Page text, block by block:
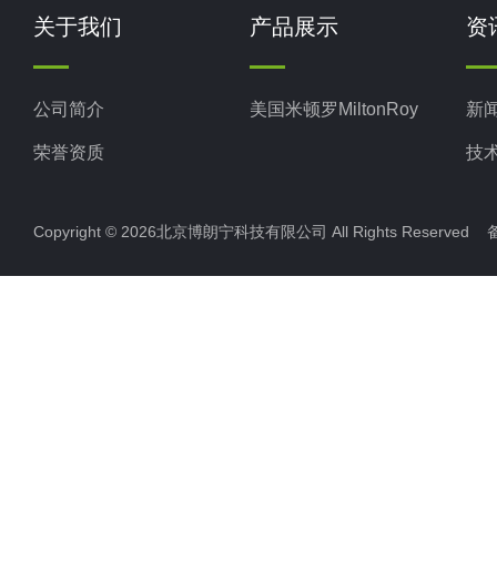
关于我们
公司简介
荣誉资质
产品展示
美国米顿罗MiltonRoy
资
新
技
Copyright © 2026北京博朗宁科技有限公司 All Rights Reserved